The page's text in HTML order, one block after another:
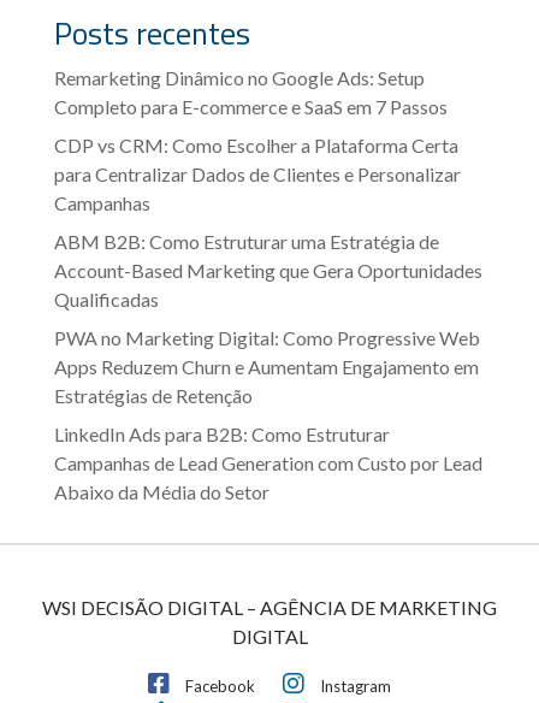
Posts recentes
Remarketing Dinâmico no Google Ads: Setup
Completo para E-commerce e SaaS em 7 Passos
CDP vs CRM: Como Escolher a Plataforma Certa
para Centralizar Dados de Clientes e Personalizar
Campanhas
ABM B2B: Como Estruturar uma Estratégia de
Account-Based Marketing que Gera Oportunidades
Qualificadas
PWA no Marketing Digital: Como Progressive Web
Apps Reduzem Churn e Aumentam Engajamento em
Estratégias de Retenção
LinkedIn Ads para B2B: Como Estruturar
Campanhas de Lead Generation com Custo por Lead
Abaixo da Média do Setor
WSI DECISÃO DIGITAL – AGÊNCIA DE MARKETING
DIGITAL
Facebook
Instagram